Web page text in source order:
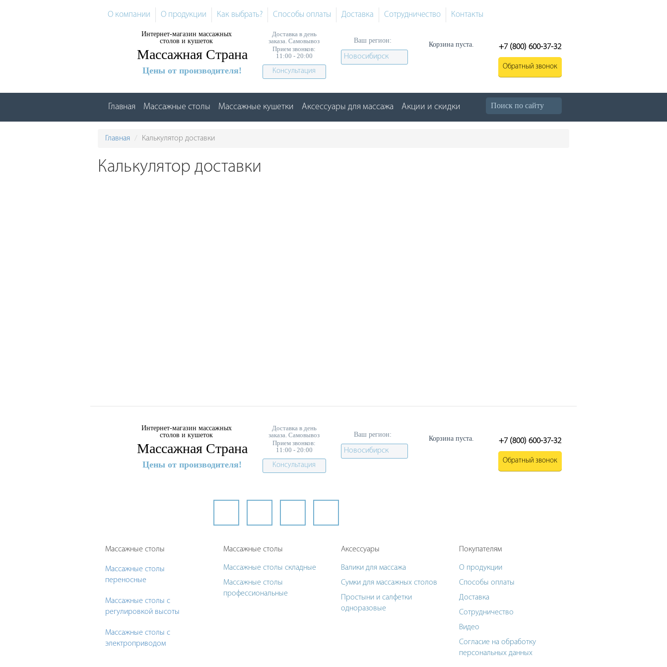
О компании О продукции Как выбрать? Способы оплаты Доставка Сотрудничество Контакты
Интернет-магазин массажных
столов и кушеток
Массажная Страна
Цены от производителя!
Доставка в день
заказа. Самовывоз
Прием звонков:
11:00 - 20:00
Консультация
Ваш регион:
Новосибирск
Корзина пуста. +7 (800) 600-37-32
Обратный звонок
Главная Массажные столы Массажные кушетки Аксессуары для массажа Акции и скидки
Главная Калькулятор доставки
Калькулятор доставки
Интернет-магазин массажных
столов и кушеток
Массажная Страна
Цены от производителя!
Доставка в день
заказа. Самовывоз
Прием звонков:
11:00 - 20:00
Консультация
Ваш регион:
Новосибирск
Корзина пуста. +7 (800) 600-37-32
Обратный звонок
Массажные столы
Массажные столы
переносные
Массажные столы с
регулировкой высоты
Массажные столы с
электроприводом
Массажные столы
Массажные столы складные
Массажные столы
профессиональные
Аксессуары
Валики для массажа
Сумки для массажных столов
Простыни и салфетки
одноразовые
Покупателям
О продукции
Способы оплаты
Доставка
Сотрудничество
Видео
Согласие на обработку
персональных данных